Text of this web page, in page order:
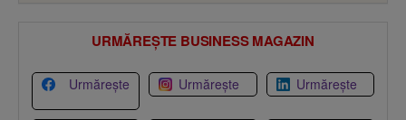
URMĂREȘTE BUSINESS MAGAZIN
Urmărește Urmărește Urmărește